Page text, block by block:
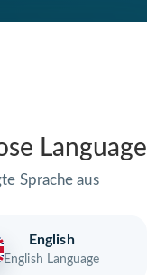
Language
Sprache aus
English
English Language
Verifizierte Domain